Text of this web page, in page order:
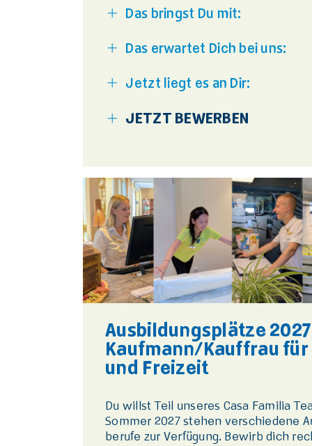
Das bringst Du mit:
Das erwartet Dich bei uns:
Jetzt liegt es an Dir:
JETZT BEWERBEN
Ausbildungsplätze
Kaufmann/Kauffrau
und Freizeit
Du willst Teil unseres Casa Familia
Sommer 2027 stehen verschiedene
berufe zur Verfügung. Bewirb dich